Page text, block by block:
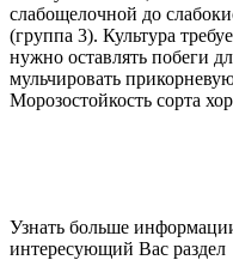
слабощелочной до
(группа 3). Культура
нужно оставлять побеги
мульчировать
Морозостойкость сорта
Узнать больше
интересующий Вас раздел